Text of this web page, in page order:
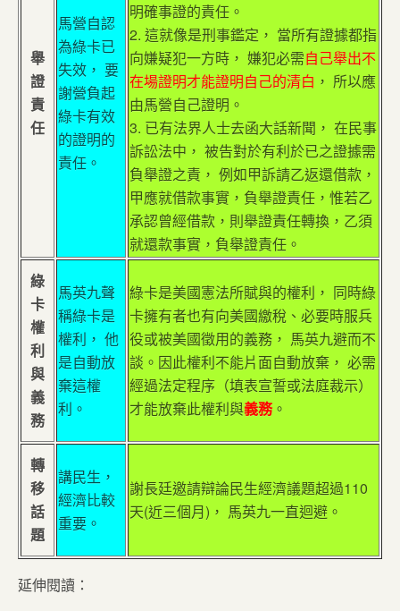
舉
證
責
任
馬營自認
為綠卡已
失效， 要
謝營負起
綠卡有效
的證明的
責任。
明確事證的責任。
2. 這就像是刑事鑑定， 當所有證據都指
向嫌疑犯一方時， 嫌犯必需自己舉出不
在場證明才能證明自己的清白 ， 所以應
由馬營自己證明。
3. 已有法界人士去函大話新聞， 在民事
訴訟法中， 被告對於有利於已之證據需
負舉證之責， 例如甲訴請乙返還借款，
甲應就借款事實，負舉證責任，惟若乙
承認曾經借款，則舉證責任轉換，乙須
就還款事實，負舉證責任。
綠
卡
權
利
與
義
務
馬英九聲
稱綠卡是
權利， 他
是自動放
棄這權
利。
綠卡是美國憲法所賦與的權利， 同時綠
卡擁有者也有向美國繳稅、必要時服兵
役或被美國徵用的義務， 馬英九避而不
談。因此權利不能片面自動放棄， 必需
經過法定程序（填表宣誓或法庭裁示）
才能放棄此權利與義務。
轉
移
話
題
講民生，
經濟比較
重要。
謝長廷邀請辯論民生經濟議題超過110
天(近三個月)， 馬英九一直迴避。
延伸閱讀：